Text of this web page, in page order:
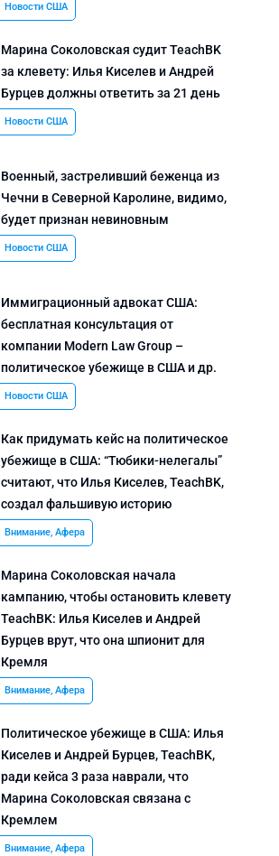
Новости США
Марина Соколовская судит TeachBK
за клевету: Илья Киселев и Андрей
Бурцев должны ответить за 21 день
Новости США
Военный, застреливший беженца из
Чечни в Северной Каролине, видимо,
будет признан невиновным
Новости США
Иммиграционный адвокат США:
бесплатная консультация от
компании Modern Law Group –
политическое убежище в США и др.
Новости США
Как придумать кейс на политическое
убежище в США: “Тюбики-нелегалы”
считают, что Илья Киселев, TeachBK,
создал фальшивую историю
Внимание, Афера
Марина Соколовская начала
кампанию, чтобы остановить клевету
TeachBK: Илья Киселев и Андрей
Бурцев врут, что она шпионит для
Кремля
Внимание, Афера
Политическое убежище в США: Илья
Киселев и Андрей Бурцев, TeachBK,
ради кейса 3 раза наврали, что
Марина Соколовская связана с
Кремлем
Внимание, Афера